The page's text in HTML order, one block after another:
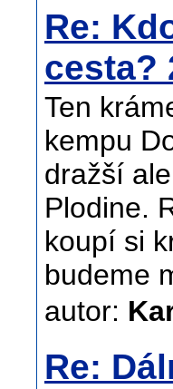
Re:
cesta?
Ten
kempu
dražší
Plodine.
koupí si
budeme
autor:
Re: